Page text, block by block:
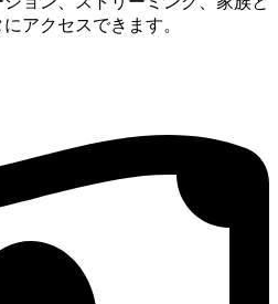
アクセスできます。